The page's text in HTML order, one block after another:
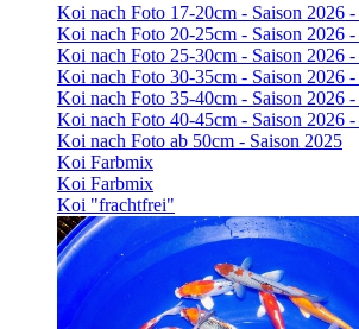
Koi nach Foto 17-20cm - Saison 2026 -
Koi nach Foto 20-25cm - Saison 2026 -
Koi nach Foto 25-30cm - Saison 2026 -
Koi nach Foto 30-35cm - Saison 2026 -
Koi nach Foto 35-40cm - Saison 2026 -
Koi nach Foto 40-45cm - Saison 2026 -
Koi nach Foto ab 50cm - Saison 2025
Koi Farbmix
Koi Farbmix
Koi "frachtfrei"